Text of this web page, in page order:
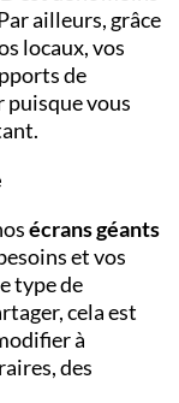
ailleurs, grâce
locaux, vos
de
vous
écrans géants
et vos
type de
cela est
à
des